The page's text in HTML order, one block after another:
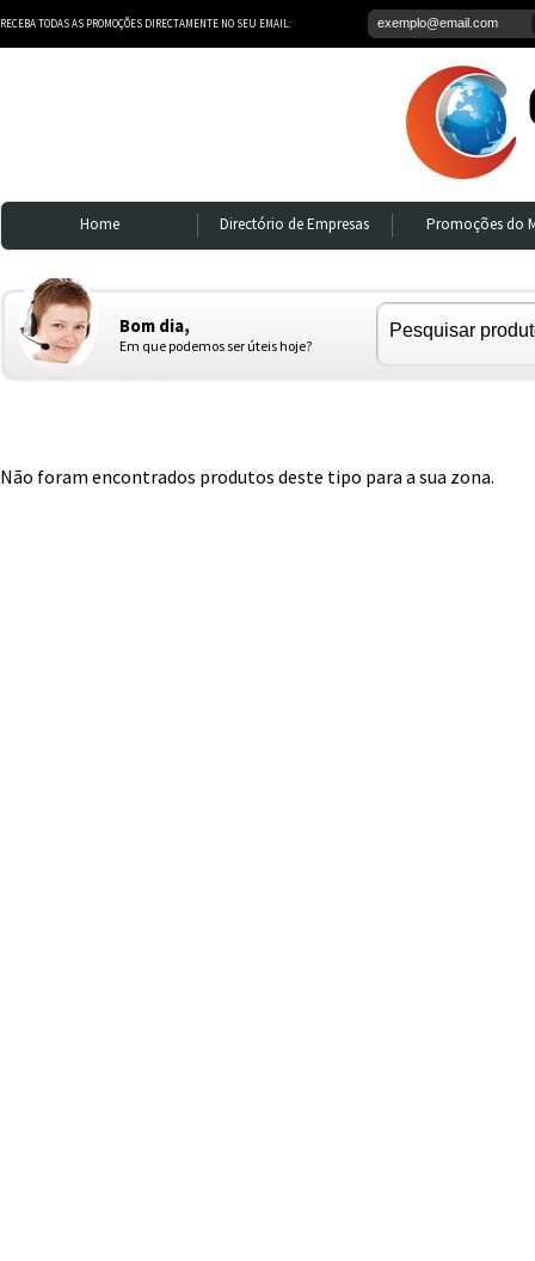
RECEBA TODAS AS PROMOÇÕES DIRECTAMENTE NO SEU EMAIL:
Home Directório de Empresas Promoções do
Bom dia,
Em que podemos ser úteis hoje?
Não foram encontrados produtos deste tipo para a sua zona.